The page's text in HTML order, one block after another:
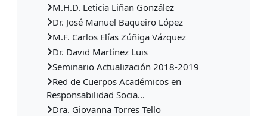
M.H.D. Leticia Liñan González
Dr. José Manuel Baqueiro López
M.F. Carlos Elías Zúñiga Vázquez
Dr. David Martínez Luis
Seminario Actualización 2018-2019
Red de Cuerpos Académicos en
Responsabilidad Socia...
Dra. Giovanna Torres Tello